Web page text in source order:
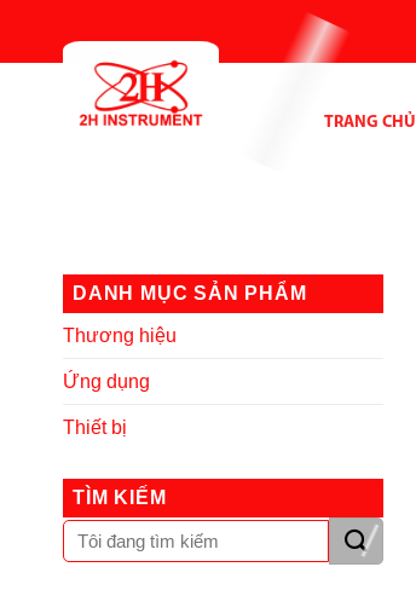
TRANG CHỦ
DANH MỤC SẢN PHẨM
Thương hiệu
Ứng dụng
Thiết bị
TÌM KIẾM